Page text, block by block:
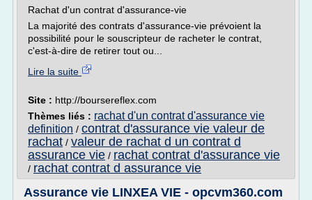
Rachat d'un contrat d'assurance-vie
La majorité des contrats d'assurance-vie prévoient la
possibilité pour le souscripteur de racheter le contrat,
c'est-à-dire de retirer tout ou...
Lire la suite
Site : http://boursereflex.com
Thèmes liés : rachat d'un contrat d'assurance vie
definition / contrat d'assurance vie valeur de
rachat / valeur de rachat d un contrat d
assurance vie / rachat contrat d'assurance vie
/ rachat contrat d assurance vie
Assurance vie LINXEA VIE - opcvm360.com